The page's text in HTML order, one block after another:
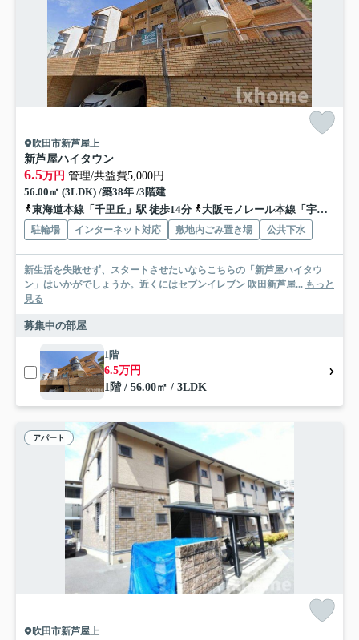
吹田市新芦屋上
新芦屋ハイタウン
6.5万円 管理/共益費5,000円
56.00㎡ (3LDK) /築38年 /3階建
東海道本線「千里丘」駅 徒歩14分
大阪モノレール本線「宇野辺」駅 徒歩19分
駐輪場 インターネット対応 敷地内ごみ置き場 公共下水
新生活を失敗せず、スタートさせたいならこちらの「新芦屋ハイタウ
ン」はいかがでしょうか。近くにはセブンイレブン 吹田新芦屋... もっと
見る
募集中の部屋
1階
6.5万円
1階 / 56.00㎡ / 3LDK
アパート
吹田市新芦屋上